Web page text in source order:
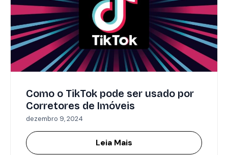
Como o TikTok pode ser usado por
Corretores de Imóveis
dezembro 9, 2024
Leia Mais